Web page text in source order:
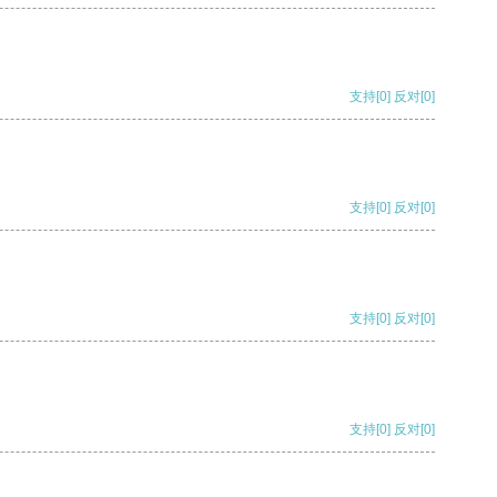
支持[0] 反对[0]
支持[0] 反对[0]
支持[0] 反对[0]
支持[0] 反对[0]